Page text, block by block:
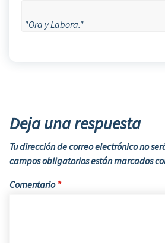
"Ora y Labora."
Deja una respuesta
Tu dirección de correo electrónico no
campos obligatorios están marcados
Comentario *